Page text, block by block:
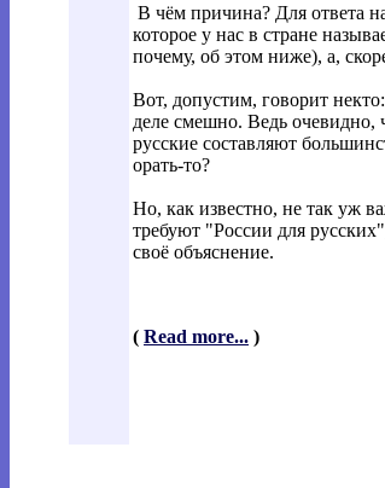
В чём причина? Для ответа
которое у нас в стране
почему, об этом ниже), а,
Вот, допустим, говорит
деле смешно. Ведь очевидно,
русские составляют
орать-то?
Но, как известно, не так уж
требуют "России для
своё объяснение.
( Read more... )